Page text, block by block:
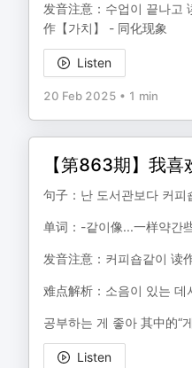
发音注意：수업이 끝나고
作【가치】 - 同化现象
Listen
20 Feb 2025 • 1 min
【第863期】我
句子：난 도서관보다 커
单词：-같이像...一样약간
发音注意：커피숍같이 读
难点解析：소음이 있는 데
공부하는 게 좋아 其中的“
Listen